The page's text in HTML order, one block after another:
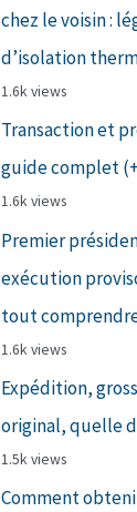
chez le voisin :
d’isolation
1.6k views
Transaction et
guide complet
1.6k views
Premier
exécution
tout
1.6k views
Expédition,
original, quelle
1.5k views
Comment